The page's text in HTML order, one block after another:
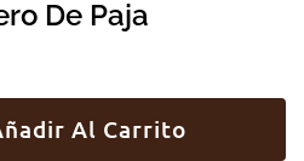
De Paja
Al Carrito